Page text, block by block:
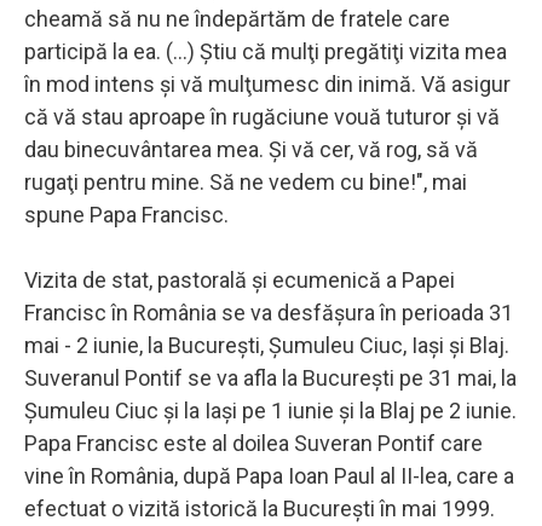
cheamă să nu ne îndepărtăm de fratele care
participă la ea. (...) Ştiu că mulţi pregătiţi vizita mea
în mod intens şi vă mulţumesc din inimă. Vă asigur
că vă stau aproape în rugăciune vouă tuturor şi vă
dau binecuvântarea mea. Şi vă cer, vă rog, să vă
rugaţi pentru mine. Să ne vedem cu bine!", mai
spune Papa Francisc.
Vizita de stat, pastorală şi ecumenică a Papei
Francisc în România se va desfăşura în perioada 31
mai - 2 iunie, la Bucureşti, Şumuleu Ciuc, Iaşi şi Blaj.
Suveranul Pontif se va afla la Bucureşti pe 31 mai, la
Şumuleu Ciuc şi la Iaşi pe 1 iunie şi la Blaj pe 2 iunie.
Papa Francisc este al doilea Suveran Pontif care
vine în România, după Papa Ioan Paul al II-lea, care a
efectuat o vizită istorică la Bucureşti în mai 1999.